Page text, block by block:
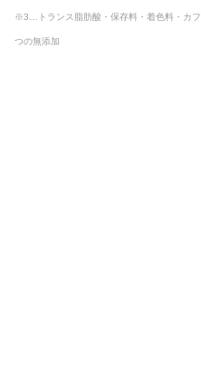
※3…トランス脂肪酸・保存料・着色料・カ
つの無添加